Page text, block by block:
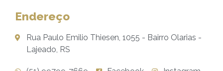
Endereço
Rua Paulo Emilio Thiesen, 1055 - Bairro Olarias -
Lajeado, RS